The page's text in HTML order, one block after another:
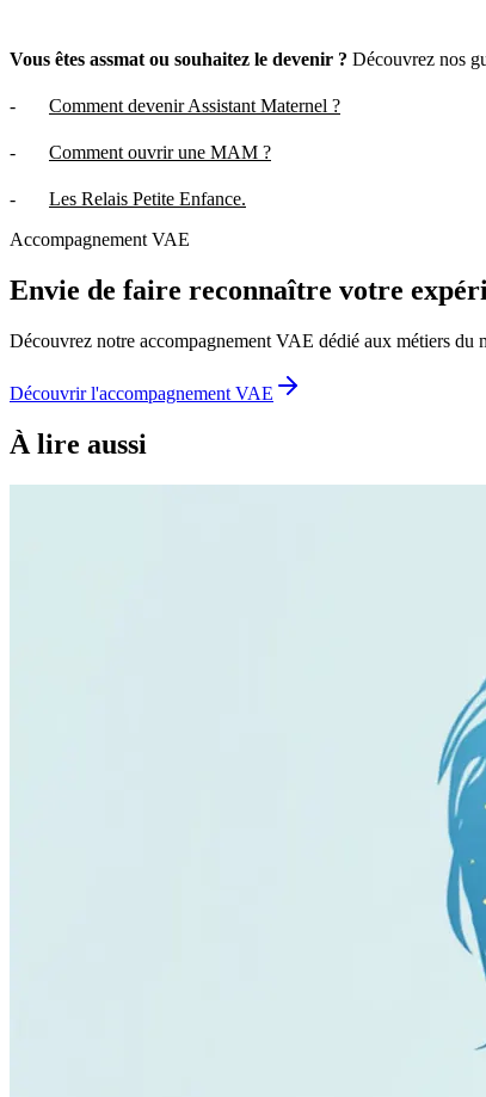
Vous êtes assmat ou souhaitez le devenir ? Découvrez nos
- Comment devenir Assistant Maternel ?
- Comment ouvrir une MAM ?
- Les Relais Petite Enfance.
Accompagnement VAE
Envie de faire reconnaître votre
Découvrez notre accompagnement VAE dédié aux métiers du
Découvrir l'accompagnement VAE
À lire aussi